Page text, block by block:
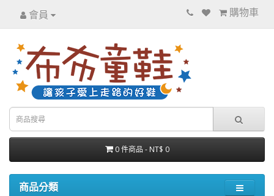
會員 購物車
0 件商品 - NT$ 0
商品分類